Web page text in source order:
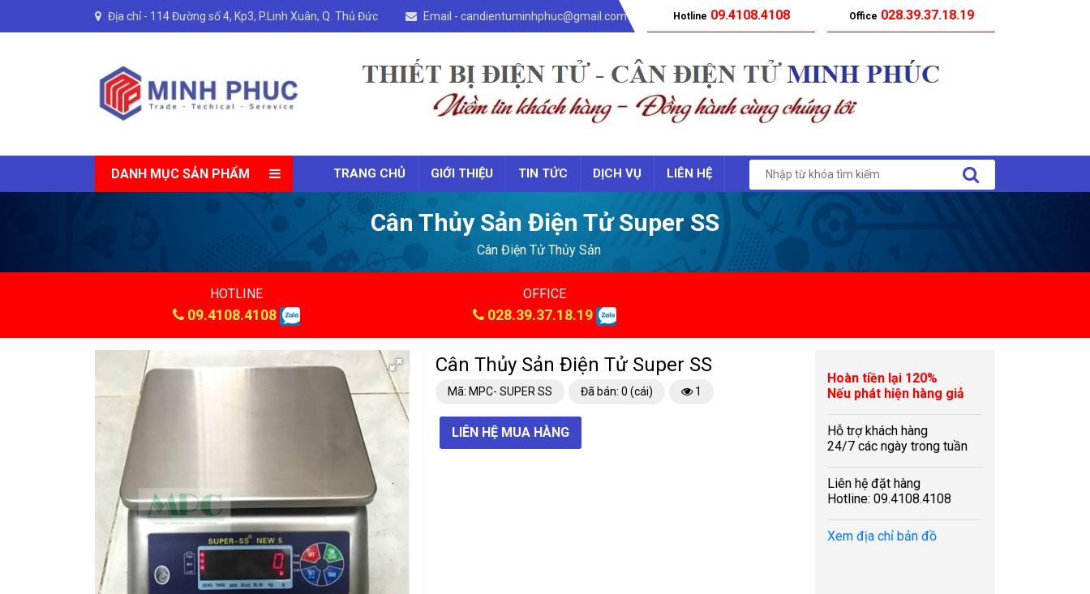
Địa chỉ - 114 Đường số 4, Kp3, P.Linh Xuân, Q. Thủ Đức Email - candientuminhphuc@gmail.com Hotline 09.4108.4108 Office 028.39.37.18.19
DANH MỤC SẢN PHẨM TRANG CHỦ GIỚI THIỆU TIN TỨC DỊCH VỤ LIÊN HỆ
Cân Thủy Sản Điện Tử Super SS
Cân Điện Tử Thủy Sản
HOTLINE
09.4108.4108
OFFICE
028.39.37.18.19
Cân Thủy Sản Điện Tử Super SS
Mã: MPC- SUPER SS Đã bán: 0 (cái) 1
LIÊN HỆ MUA HÀNG
Hoàn tiền lại 120%
Nếu phát hiện hàng giả
Hỗ trợ khách hàng
24/7 các ngày trong tuần
Liên hệ đặt hàng
Hotline: 09.4108.4108
Xem địa chỉ bản đồ